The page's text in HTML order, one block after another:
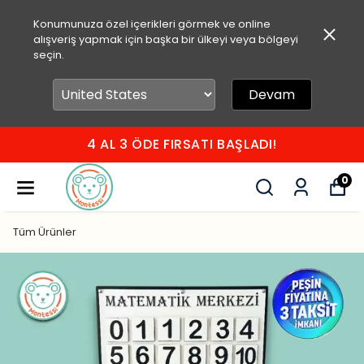
Konumunuza özel içerikleri görmek ve online
alışveriş yapmak için başka bir ülkeyi veya bölgeyi
seçin.
Devam
4 AL 3 ÖDE FIRSATI BAŞLADI!
0
Tüm Ürünler